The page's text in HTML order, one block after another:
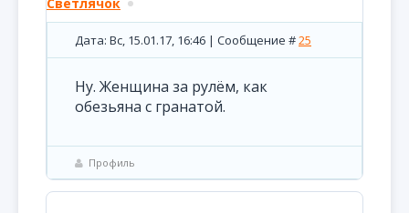
Дата: Вс, 15.01.17, 16:46 | Сообщение #25
Ну. Женщина за рулём, как
обезьяна с гранатой.
Профиль